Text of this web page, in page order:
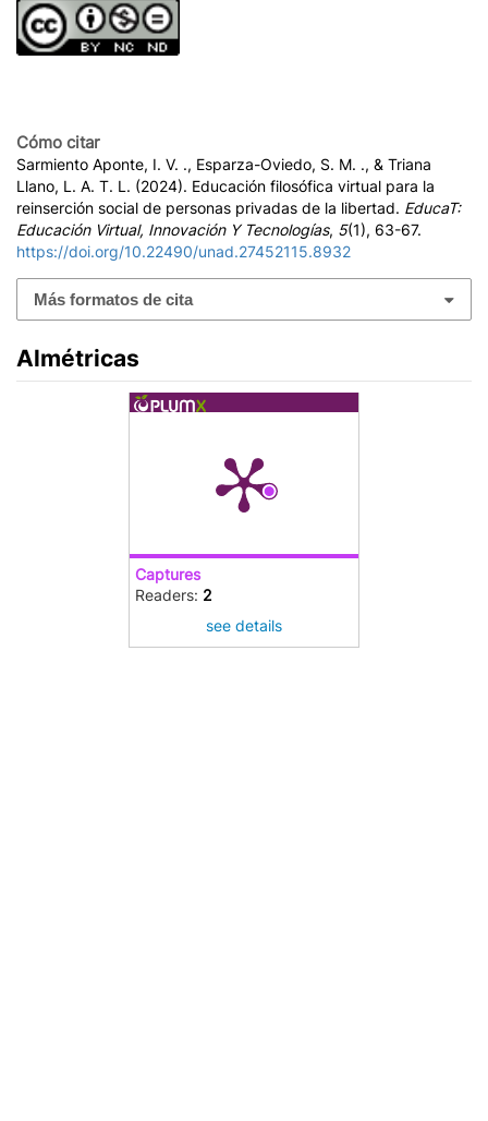
Cómo citar
Sarmiento Aponte, I. V. ., Esparza-Oviedo, S. M. ., & Triana
Llano, L. A. T. L. (2024). Educación filosófica virtual para la
reinserción social de personas privadas de la libertad. EducaT:
Educación Virtual, Innovación Y Tecnologías, 5(1), 63-67.
https://doi.org/10.22490/unad.27452115.8932
Más formatos de cita
Almétricas
Captures
Readers: 2
see details